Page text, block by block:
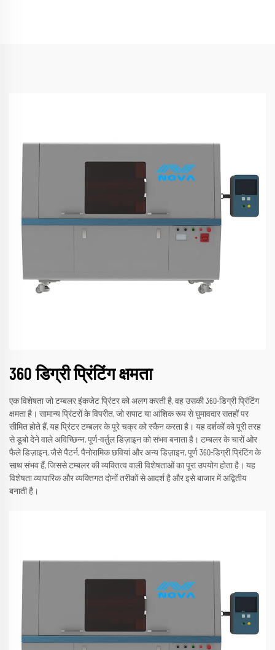
360 डिग्री प्रिंटिंग क्षमता
एक विशेषता जो टम्बलर इंकजेट प्रिंटर को अलग करती है, वह उसकी 360-डिग्री प्रिंटिंग
क्षमता है। सामान्य प्रिंटरों के विपरीत, जो सपाट या आंशिक रूप से घुमावदार सतहों पर
सीमित होते हैं, यह प्रिंटर टम्बलर के पूरे चक्र को स्कैन करता है। यह दर्शकों को पूरी तरह
से डूबो देने वाले अविच्छिन्न, पूर्ण-वर्तुल डिज़ाइन को संभव बनाता है। टम्बलर के चारों ओर
फैले डिज़ाइन, जैसे पैटर्न, पैनोरामिक छवियां और अन्य डिज़ाइन, पूर्ण 360-डिग्री प्रिंटिंग के
साथ संभव हैं, जिससे टम्बलर की व्यक्तित्व वाली विशेषताओं का पूरा उपयोग होता है। यह
विशेषता व्यापारिक और व्यक्तिगत दोनों तरीकों से आदर्श है और इसे बाजार में अद्वितीय
बनाती है।